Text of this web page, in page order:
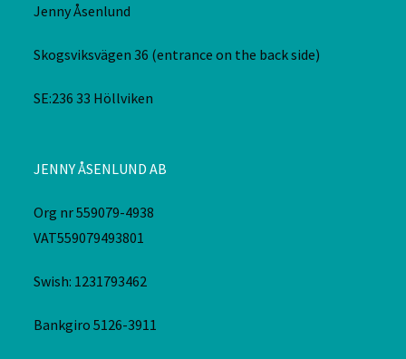
Jenny Åsenlund
Skogsviksvägen 36 (entrance on the back side)
SE:236 33 Höllviken
JENNY ÅSENLUND AB
Org nr 559079-4938
VAT559079493801
Swish: 1231793462
Bankgiro 5126-3911